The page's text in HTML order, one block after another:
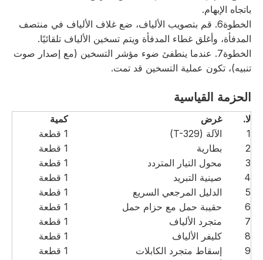
باتجاه الإبهام.
الخطوة6. قم بتصويب الألياف، ضع غلاف الألياف في منتصف
المدفأة، وأغلق غطاء المدفأة ويتم تسخين الألياف تلقائيًا.
الخطوة7. عندما ينطفئ ضوء مؤشر التسخين (مع إصدار صوت
تنبيه)، تكون عملية التسخين قد تمت.
الحزمة القياسية
لا. غرض
كمية
1
الآلة (T-329)
1 قطعة
2
بطارية
1 قطعة
3
محول التيار المتردد
1 قطعة
4
صينية التبريد
1 قطعة
5
الدليل المرجعي السريع
1 قطعة
6
حقيبة حمل مع حزام حمل
1 قطعة
7
متجرد الألياف
1 قطعة
8
كليفر الألياف
1 قطعة
9
إسقاط متجرد الكابلات
1 قطعة